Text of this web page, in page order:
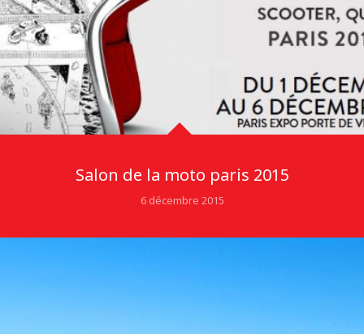
Salon de la moto paris 2015
6 décembre 2015